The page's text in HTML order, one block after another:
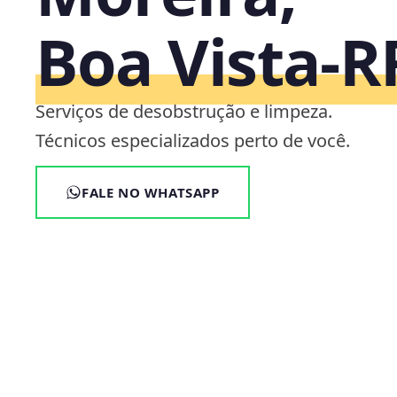
Boa
Serviços de desobstrução e limpeza.
Técnicos especializados perto de você.
FALE NO WHATSAPP